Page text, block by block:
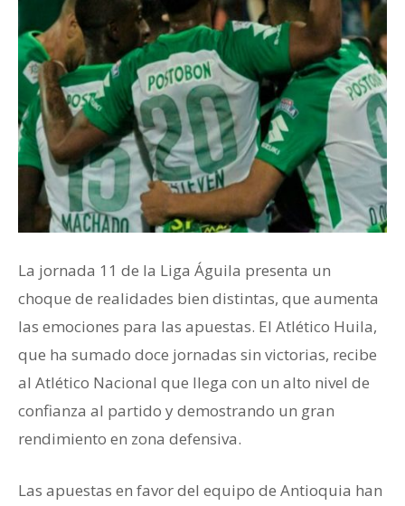
La jornada 11 de la Liga Águila presenta un
choque de realidades bien distintas, que aumenta
las emociones para las apuestas. El Atlético Huila,
que ha sumado doce jornadas sin victorias, recibe
al Atlético Nacional que llega con un alto nivel de
confianza al partido y demostrando un gran
rendimiento en zona defensiva.
Las apuestas en favor del equipo de Antioquia han